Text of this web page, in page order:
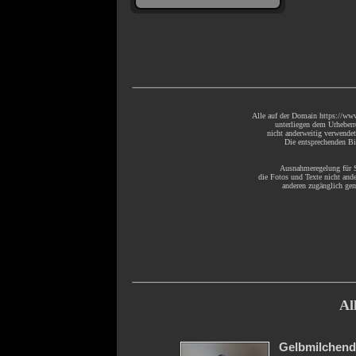
Alle auf der Domain https://
unterliegen dem
nicht anderweitig
Die entsprechenden
Ausnahmeregelung für
die Fotos und Texte nicht
anderen zugänglich